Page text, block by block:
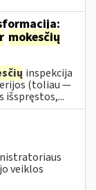
mokesčių
inspekcija
(toliau ―
išspręstos,...
veiklos